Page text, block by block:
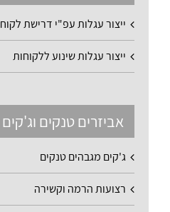
ייצור עגלות עפ"י דרישת לקוח
ייצור עגלות שינוע ללקוחות
אביזרים טנקים וג'קים
ג'קים מגבהים טנקים
רצועות הרמה וקשירה